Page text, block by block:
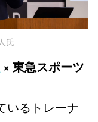
氏
× 東急スポーツ
いるトレーナ